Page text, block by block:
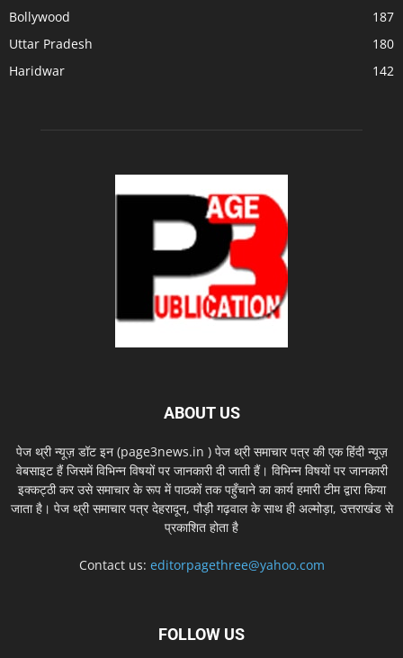
Bollywood
187
Uttar Pradesh
180
Haridwar
142
ABOUT US
पेज थ्री न्यूज़ डॉट इन (page3news.in ) पेज थ्री समाचार पत्र की एक हिंदी न्यूज़
वेबसाइट हैं जिसमें विभिन्न विषयों पर जानकारी दी जाती हैं। विभिन्न विषयों पर जानकारी
इक्कट्ठी कर उसे समाचार के रूप में पाठकों तक पहुँचाने का कार्य हमारी टीम द्वारा किया
जाता है। पेज थ्री समाचार पत्र देहरादून, पौड़ी गढ़वाल के साथ ही अल्मोड़ा, उत्तराखंड से
प्रकाशित होता है
Contact us: editorpagethree@yahoo.com
FOLLOW US